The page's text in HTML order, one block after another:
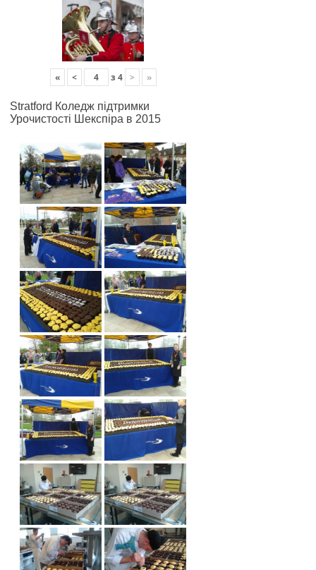
« < з 4 > »
Stratford Коледж підтримки
Урочистості Шекспіра в 2015